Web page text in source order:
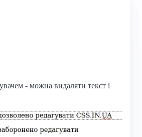
- можна видаляти текст і